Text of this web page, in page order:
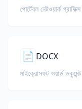
পোর্টেবল নেটওয়ার্ক গ্রাফিক্স
📄 DOCX
মাইক্রোসফট ওয়ার্ড ডকুমেন্ট